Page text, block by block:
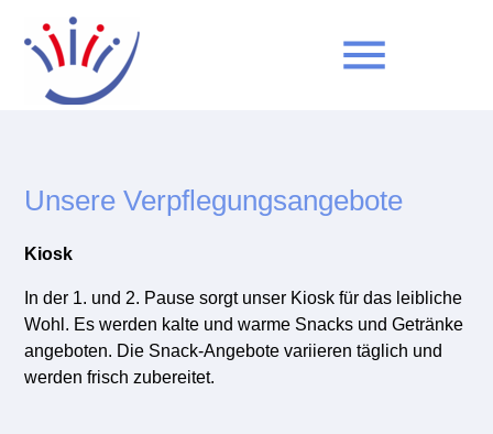
menu
Unsere Verpflegungsangebote
Kiosk
In der 1. und 2. Pause sorgt unser Kiosk für das leibliche
Wohl. Es werden kalte und warme Snacks und Getränke
angeboten. Die Snack-Angebote variieren täglich und
werden frisch zubereitet.